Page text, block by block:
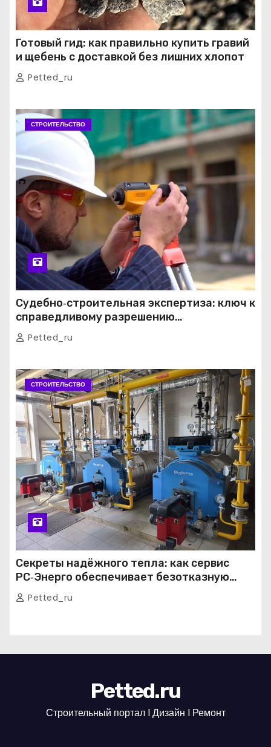
Готовый гид: как правильно купить гравий
и щебень с доставкой без лишних хлопот
Petted_ru
СТРОИТЕЛЬСТВО
Судебно‑строительная экспертиза: ключ к
справедливому разрешению
строительных споров
Petted_ru
СТРОИТЕЛЬСТВО
Секреты надёжного тепла: как сервис
РС‑Энерго обеспечивает безотказную
работу котельных в Москве и Подмосковье
Petted_ru
Petted.ru
Строительный портал l Дизайн l Ремонт